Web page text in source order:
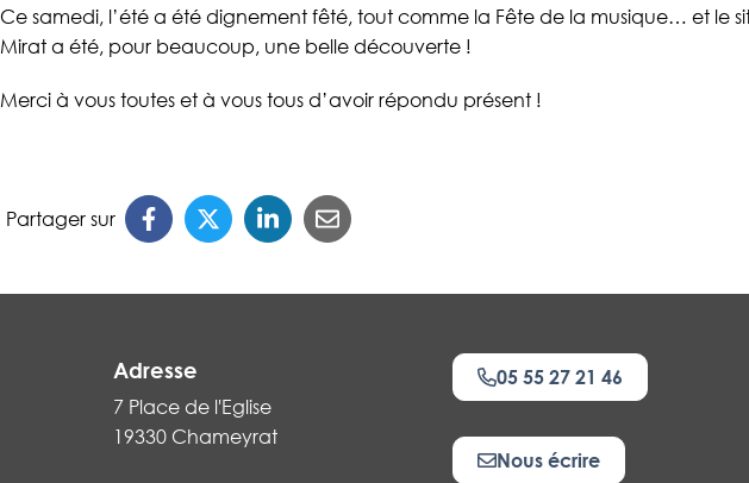
Ce samedi, l’été a été dignement fêté, tout comme la Fête de la musique… et le
Mirat a été, pour beaucoup, une belle découverte !
Merci à vous toutes et à vous tous d’avoir répondu présent !
Partager sur
Adresse
7 Place de l'Eglise
19330 Chameyrat
05 55 27 21 46
Nous écrire